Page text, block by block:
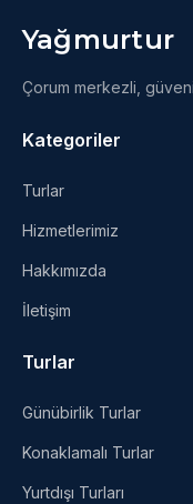
Yağmurtur
Çorum merkezli,
Kategoriler
Turlar
Hizmetlerimiz
Hakkımızda
İletişim
Turlar
Günübirlik Turlar
Konaklamalı Turlar
Yurtdışı Turları